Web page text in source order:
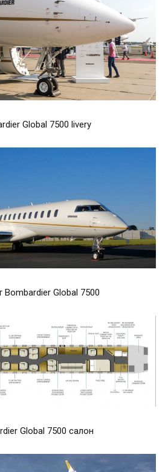
Global 7500 livery
Bombardier Global 7500
Global 7500 салон